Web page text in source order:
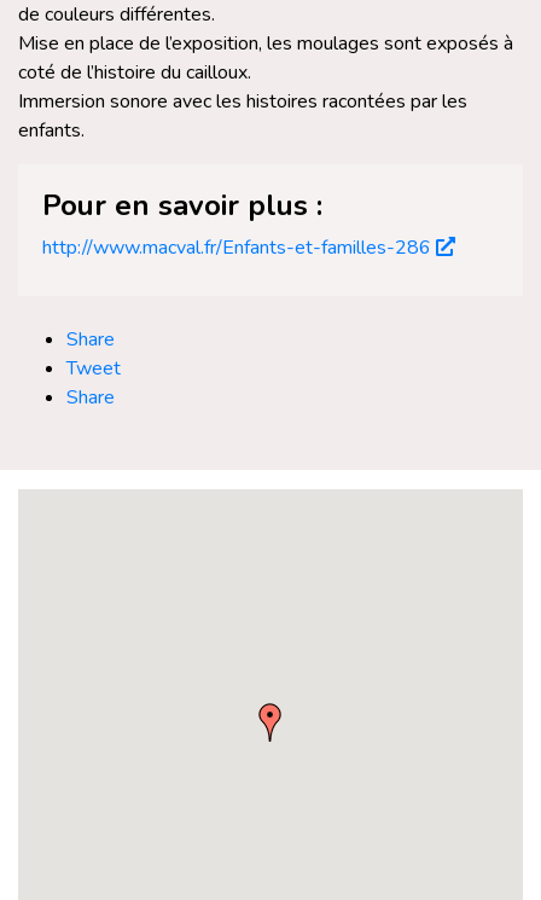
de couleurs différentes.
Mise en place de l’exposition, les moulages sont exposés à
coté de l’histoire du cailloux.
Immersion sonore avec les histoires racontées par les
enfants.
Pour en savoir plus :
http://www.macval.fr/Enfants-et-familles-286
Share
Tweet
Share